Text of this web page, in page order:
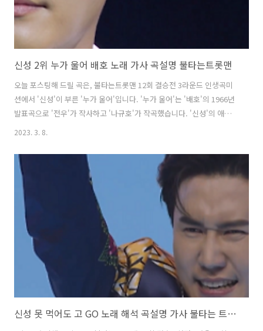
신성 2위 누가 울어 배호 노래 가사 곡설명 불타는트롯맨
오늘 포스팅해 드릴 곡은, 불타는트롯맨 12회 결승전 3라운드 인생곡미
션에서 '신성'이 부른 '누가 울어'입니다. '누가 울어'는 '배호'의 1966년
발표곡으로 '전우'가 작사하고 '나규호'가 작곡했습니다. '신성'의 애타
게 울부짖는 듯 진정성 어린 무대로 객석 여기저기에서 눈물이 터져나왔
사랑을 받을 수 있을 것이라는 호평을 받았습니다. 그 결과 심사위원들로
부터 높은 점수를 얻었고 최종 2위를 차지했습니다. * 누가 울어 - 신성 /
배호 가사 소리 없이 흘러내리는 눈물같은 이슬비 누가 울어 이 한 밤 잊
었던 추억인가 멀리 가버린 내 사랑은 돌아올 길 없는데 피가 맺히게 그
누가 울어 울어 검은 눈을 적시나 하염없이 흘러내리는 눈물..
2023. 3. 8.
신성 못 먹어도 고 GO 노래 해석 곡설명 가사 불타는 트롯맨